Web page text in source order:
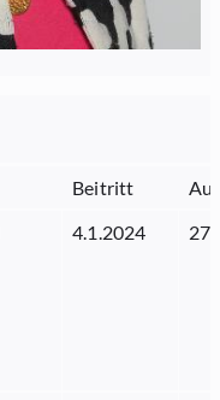
Beitritt
4.1.2024